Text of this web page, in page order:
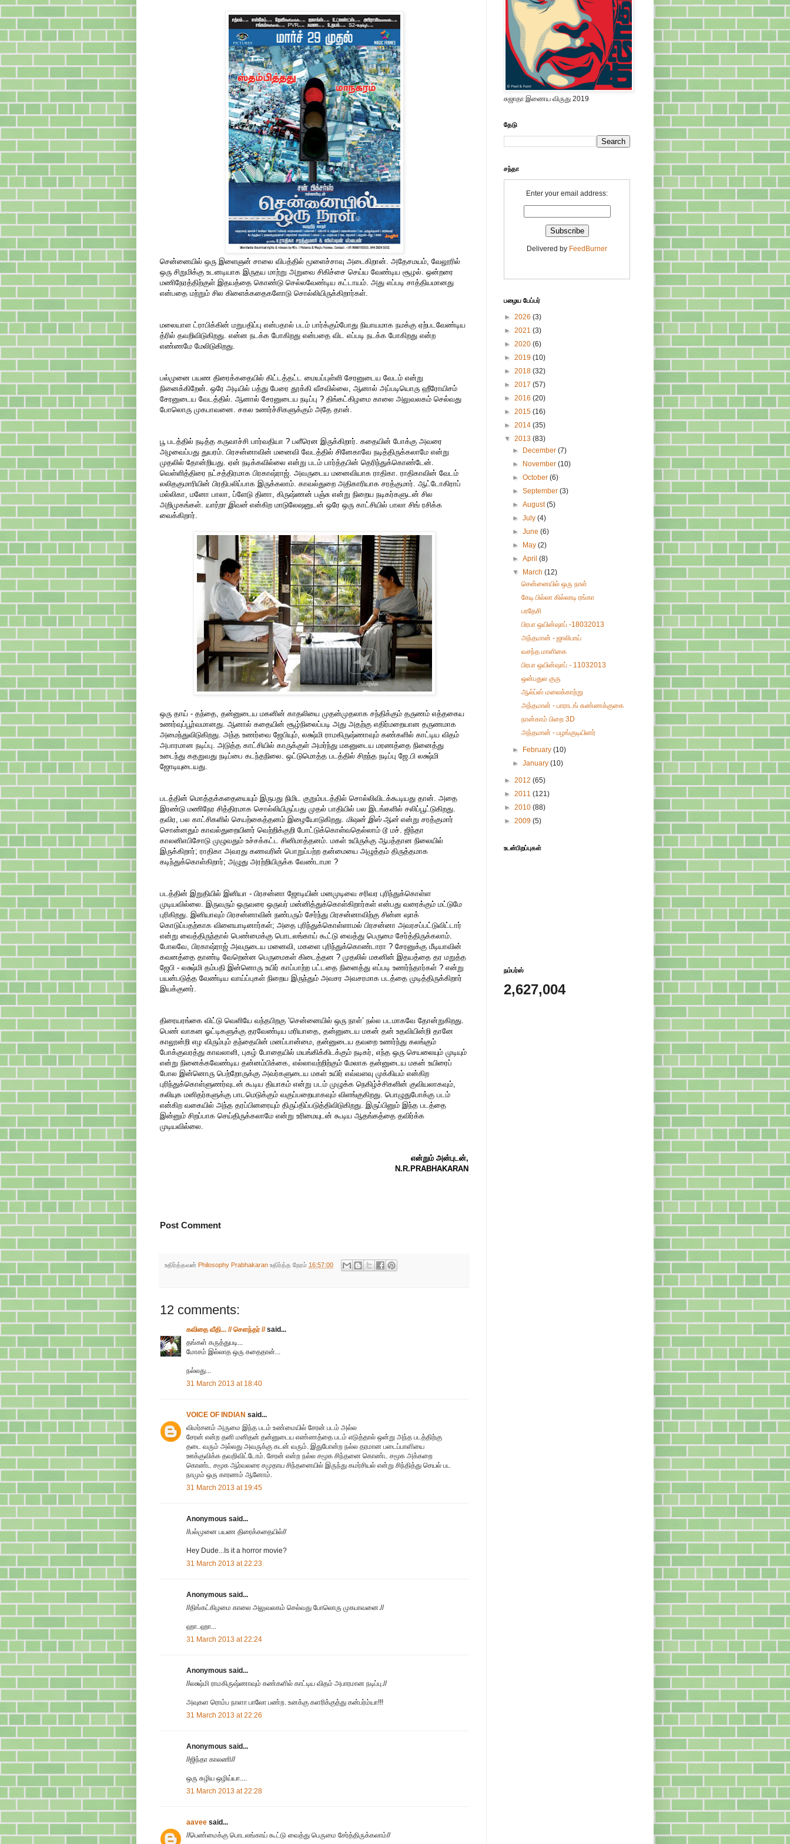
சென்னையில் ஒரு இளைஞன் சாலை விபத்தில் மூளைச்சாவு அடைகிறான். அதேசமயம், வேலூரில்
ஒரு சிறுமிக்கு உடனடியாக இருதய மாற்று அறுவை சிகிச்சை செய்ய வேண்டிய சூழல். ஒன்றரை
மணிநேரத்திற்குள் இதயத்தை கொண்டு செல்லவேண்டிய கட்டாயம். அது எப்படி சாத்தியமானது
என்பதை மற்றும் சில கிளைக்கதைகளோடு சொல்லியிருக்கிறார்கள்.
மலையாள ட்ராபிக்கின் மறுபதிப்பு என்பதால் படம் பார்க்கும்போது நியாயமாக நமக்கு ஏற்படவேண்டிய
த்ரில் தவறிவிடுகிறது. என்ன நடக்க போகிறது என்பதை விட எப்படி நடக்க போகிறது என்ற
எண்ணமே மேலிடுகிறது.
பல்முனை பயண திரைக்கதையில் கிட்டத்தட்ட மையப்புள்ளி சேரனுடைய வேடம் என்று
நினைக்கிறேன். ஒரே அடியில் பத்து பேரை தூக்கி வீசவில்லை, ஆனால் அப்படியொரு ஹீரோயிசம்
சேரனுடைய வேடத்தில். ஆனால் சேரனுடைய நடிப்பு ? திங்கட்கிழமை காலை அலுவலகம் செல்வது
போலொரு முகபாவனை. சகல உணர்ச்சிகளுக்கும் அதே தான்.
பூ படத்தில் நடித்த கருவாச்சி பார்வதியா ? பளீரென இருக்கிறார். கதையின் போக்கு அவரை
அழவைப்பது துயரம். பிரசன்னாவின் மனைவி வேடத்தில் சினேகாவே நடித்திருக்கலாமே என்று
முதலில் தோன்றியது. ஏன் நடிக்கவில்லை என்று படம் பார்த்தபின் தெரிந்துக்கொண்டேன்.
வெள்ளித்திரை நட்சத்திரமாக பிரகாஷ்ராஜ். அவருடைய மனைவியாக ராதிகா. ராதிகாவின் வேடம்
லலிதகுமாரியின் பிரதிபலிப்பாக இருக்கலாம். காவல்துறை அதிகாரியாக சரத்குமார். ஆட்டோகிராப்
மல்லிகா, மனோ பாலா, ப்ளேடு தினா, கிருஷ்ணன் பஞ்சு என்று நிறைய நடிகர்களுடன் சில
அறிமுகங்கள். யார்றா இவன் என்கிற மாடுலேஷனுடன் ஒரே ஒரு காட்சியில் பாலா சிங் ரசிக்க
வைக்கிறார்
ஒரு தாய் - தந்தை, தன்னுடைய மகனின் காதலியை முதன்முதலாக சந்திக்கும் தருணம் எத்தகைய
உணர்வுப்பூர்வமானது. ஆனால் கதையின் சூழ்நிலைப்படி அது அதற்கு எதிர்மறையான தருணமாக
அமைந்துவிடுகிறது. அந்த உணர்வை ஜேபியும், லக்ஷ்மி ராமகிருஷ்ணாவும் கண்களில் காட்டிய விதம்
அபாரமான நடிப்பு. அடுத்த காட்சியில் காருக்குள் அமர்ந்து மகனுடைய மரணத்தை நினைத்து
உடைந்து கதறுவது நடிப்பை கடந்தநிலை. ஒட்டுமொத்த படத்தில் சிறந்த நடிப்பு ஜே.பி லக்ஷ்மி
ஜோடியுடையது.
படத்தின் மொத்தக்கதையையும் இருபது நிமிட குறும்படத்தில் சொல்லிவிடக்கூடியது தான். அதை
இரண்டு மணிநேர சித்திரமாக சொல்லியிருப்பது முதல் பாதியில் பல இடங்களில் சலிப்பூட்டுகிறது.
தவிர, பல காட்சிகளில் செயற்கைத்தனம் இழையோடுகிறது. மிஷன் இஸ் ஆன் என்று சரத்குமார்
சொன்னதும் காவல்துறையினர் வெற்றிக்குறி போட்டுக்கொள்வதெல்லாம் டூ மச். ஜிந்தா
காலனிஎபிசோடு முழுவதும் உச்சக்கட்ட சினிமாத்தனம். மகள் உயிருக்கு ஆபத்தான நிலையில்
இருக்கிறார்; ராதிகா அவரது கணவரின் பொறுப்பற்ற தன்மையை அழுத்தம் திருத்தமாக
கடிந்துக்கொள்கிறார்; அழுது அரற்றியிருக்க வேண்டாமா ?
படத்தின் இறுதியில் இனியா - பிரசன்னா ஜோடியின் மனமுடிவை சரிவர புரிந்துக்கொள்ள
முடியவில்லை. இருவரும் ஒருவரை ஒருவர் மன்னித்துக்கொள்கிறார்கள் என்பது வரைக்கும் மட்டுமே
புரிகிறது. இனியாவும் பிரசன்னாவின் நண்பரும் சேர்ந்து பிரசன்னாவிற்கு சின்ன ஷாக்
கொடுப்பதற்காக விளையாடினார்கள்; அதை புரிந்துக்கொள்ளாமல் பிரசன்னா அவரசப்பட்டுவிட்டார்
என்று வைத்திருந்தால் பெண்மைக்கு பொடலங்காய் கூட்டு வைத்து பெருமை சேர்த்திருக்கலாம்.
போலவே, பிரகாஷ்ராஜ் அவருடைய மனைவி, மகளை புரிந்துக்கொண்டாரா ? சேரனுக்கு மீடியாவின்
கவனத்தை தாண்டி வேறென்ன பெருமைகள் கிடைத்தன ? முதலில் மகனின் இதயத்தை தர மறுத்த
ஜேபி - லக்ஷ்மி தம்பதி இன்னொரு உயிர் காப்பாற்ற பட்டதை நினைத்து எப்படி உணர்ந்தார்கள் ? என்று
பயன்படுத்த வேண்டிய வாய்ப்புகள் நிறைய இருந்தும் அவசர அவசரமாக படத்தை முடித்திருக்கிறார்
இயக்குனர்.
திரையரங்கை விட்டு வெளியே வந்தபிறகு ‘சென்னையில் ஒரு நாள்’ நல்ல படமாகவே தோன்றுகிறது.
பெண் வாகன ஓட்டிகளுக்கு தரவேண்டிய மரியாதை, தன்னுடைய மகன் தன் உதவியின்றி தானே
காலூன்றி எழ விரும்பும் தந்தையின் மனப்பான்மை, தன்னுடைய தவறை உணர்ந்து கலங்கும்
போக்குவரத்து காவலாளி, புகழ் போதையில் மயங்கிக்கிடக்கும் நடிகர், எந்த ஒரு செயலையும் முடியும்
என்று நினைக்கவேண்டிய தன்னம்பிக்கை, எல்லாவற்றிற்கும் மேலாக தன்னுடைய மகன் உயிரைப்
போல இன்னொரு பெற்றோருக்கு அவர்களுடைய மகள் உயிர் எவ்வளவு முக்கியம் என்கிற
புரிந்துக்கொள்ளுணர்வுடன் கூடிய தியாகம் என்று படம் முழுக்க நெகிழ்ச்சிகளின் குவியலாகவும்,
கலியுக மனிதர்களுக்கு பாடமெடுக்கும் வகுப்பறையாகவும் விளங்குகிறது. பொழுதுபோக்கு படம்
என்கிற வகையில் அந்த தரப்பினரையும் திருப்திப்படுத்திவிடுகிறது. இருப்பினும் இந்த படத்தை
இன்னும் சிறப்பாக செய்திருக்கலாமே என்று உரிமையுடன் கூடிய ஆதங்கத்தை தவிர்க்க
முடியவில்லை.
என்றும் அன்புடன்,
N.R.PRABHAKARAN
Post Comment
உதிர்த்தவன் Philosophy Prabhakaran உதிர்த்த நேரம் 16:57:00
12 comments:
கவிதை வீதி... // சௌந்தர் //said...
தங்கள் கருத்துபடி...
மோசம் இல்லாத ஒரு கதைதான்...
நல்லது...
31 March 2013 at 18:40
VOICE OF INDIAN said...
விமர்சனம் அருமை இந்த படம் உண்மையில் சேரன் படம் அல்ல
சேரன் என்ற தனி மனிதன் தன்னுடைய எண்ணத்தை படம் எடுத்தால் ஒன்று அந்த படத்திற்கு
தடை வரும் அல்லது அவருக்கு கடன் வரும். இதுபோன்ற நல்ல தரமான படைப்பாளியை
ஊக்குவிக்க தவறிவிட்டோம். சேரன் என்ற நல்ல சமூக சிந்தனை கொண்ட சமூக அக்கறை
கொண்ட சமூக ஆர்வலரை சமுதாய சிந்தனையில் இருந்து கமர்சியல் என்று சிந்தித்து செயல் பட
நாமும் ஒரு காரணம் ஆனோம்.
31 March 2013 at 19:45
Anonymous said...
//பல்முனை பயண திரைக்கதையில்//
Hey Dude...Is it a horror movie?
31 March 2013 at 22:23
Anonymous said...
//திங்கட்கிழமை காலை அலுவலகம் செல்வது போலொரு முகபாவனை.//
ஹா..ஹா...
31 March 2013 at 22:24
Anonymous said...
//லக்ஷ்மி ராமகிருஷ்ணாவும் கண்களில் காட்டிய விதம் அபாரமான நடிப்பு.//
அவுகள ரொம்ப நாளா பாலோ பண்ற. உனக்கு களரிக்குத்து கன்பர்ம்யா!!!
31 March 2013 at 22:26
Anonymous said...
//ஜிந்தா காலணி//
ஒரு சுழிய ஒழிய்யா....
31 March 2013 at 22:28
aavee said...
//பெண்மைக்கு பொடலங்காய் கூட்டு வைத்து பெருமை சேர்த்திருக்கலாம்//
சுஜாதா இணைய விருது 2019
தேடு
சந்தா
Enter your email address:
Delivered by FeedBurner
பழைய பேப்பர்
► 2026 (3)
► 2021 (3)
► 2020 (6)
► 2019 (10)
► 2018 (32)
► 2017 (57)
► 2016 (20)
► 2015 (16)
► 2014 (35)
▼ 2013 (83)
►
December(7)
►
November(10)
►October(6)
►September(3)
►August(5)
►July(4)
►June(6)
►
May(2)
►April(8)
▼
March(12)
சென்னையில் ஒரு நாள்
கேடி பில்லா கில்லாடி ரங்கா
பரதேசி
பிரபா ஒயின்ஷாப் -18032013
அந்தமான் - ஜாலிபாய்
வசந்த மாளிகை
பிரபா ஒயின்ஷாப் - 11032013
ஒன்பதுல குரு
ஆல்ப்ஸ் மலைக்காற்று
அந்தமான் - பாராடங் சுண்ணக்குகை
நான்காம் பிறை 3D
அந்தமான் - பழங்குடியினர்
► February(10)
►January(10)
► 2012 (65)
► 2011 (121)
► 2010 (88)
► 2009 (5)
உடன்பிறப்புகள்
நம்பர்ஸ்
2,627,004